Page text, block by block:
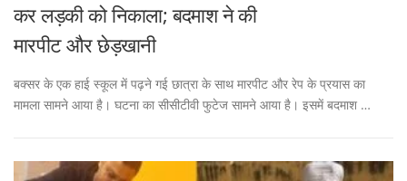
कर लड़की को निकाला; बदमाश ने की
मारपीट और छेड़खानी
बक्सर के एक हाई स्कूल में पढ़ने गई छात्रा के साथ मारपीट और रेप के प्रयास का
मामला सामने आया है। घटना का सीसीटीवी फुटेज सामने आया है। इसमें बदमाश …